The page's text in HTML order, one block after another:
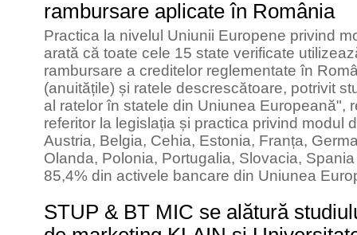
rambursare aplicate în România
Practica la nivelul Uniunii Europene privind
arată că toate cele 15 state verificate
rambursare a creditelor reglementate în
(anuitățile) și ratele descrescătoare, potrivit
al ratelor în statele din Uniunea Europeană",
referitor la legislația și practica privind modul
Austria, Belgia, Cehia, Estonia, Franța,
Olanda, Polonia, Portugalia, Slovacia,
85,4% din activele bancare din Uniunea
STUP & BT MIC se alătură